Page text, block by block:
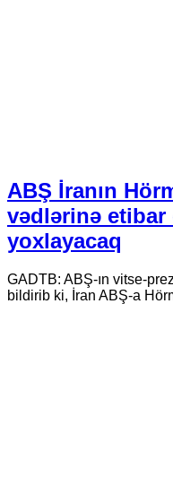
ABŞ İranın
vədlərinə etibar
yoxlayacaq
GADTB: ABŞ-ın vitse-
bildirib ki, İran ABŞ-a